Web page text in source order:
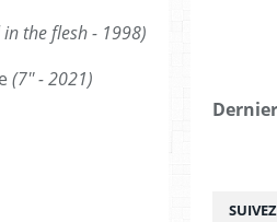
the flesh - 1998)
(7'' - 2021)